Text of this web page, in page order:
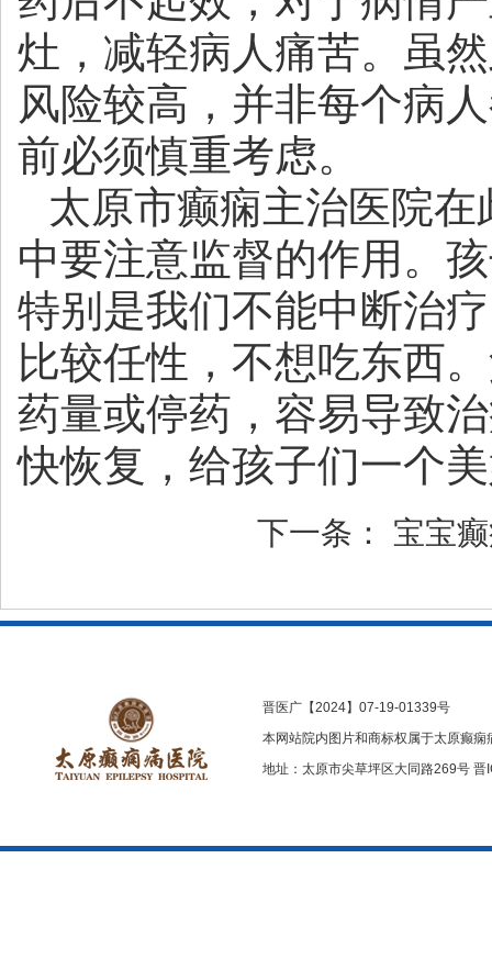
灶，减轻病人痛苦。虽
风险较高，并非每个病
前必须慎重考虑。
太原市癫痫主治医院在
中要注意监督的作用。
特别是我们不能中断治
比较任性，不想吃东西
药量或停药，容易导致
快恢复，给孩子们一个
下一条： 宝宝
晋医广【2024】07-19-01339号
本网站院内图片和商标权属于太原癫
地址：太原市尖草坪区大同路269号 晋